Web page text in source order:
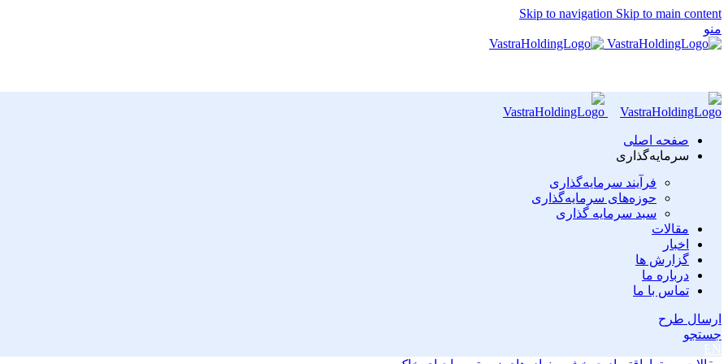
Skip to navigation Skip to main content
منو
صفحه اصلی
سرمایه‌گذاری
فرآیند سرمایه‌گذاری
حوزه‌های سرمایه‌گذاری
سبد سرمایه گذاری
مقالات
اخبار
گزارش ها
درباره ما
تماس با ما
ارسال طرح
جستجو
EN